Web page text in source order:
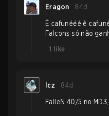
Eragon 84d
Ê cafunééé ê
Falcons só não
1
like
lcz 84d
FalleN 40/5 no